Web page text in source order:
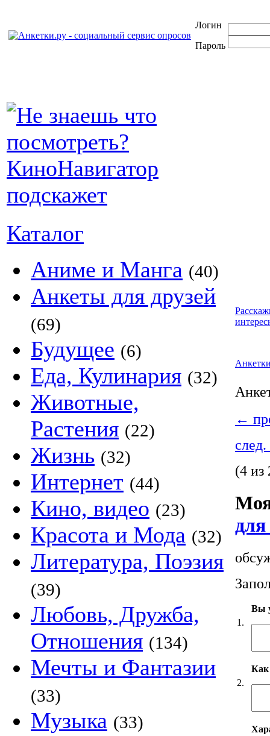
Логин
Пароль
Каталог
Аниме и Манга (40)
Анкеты для друзей
(69)
Будущее (6)
Еда, Кулинария (32)
Животные,
Растения (22)
Жизнь (32)
Интернет (44)
Кино, видео (23)
Красота и Мода (32)
Литература, Поэзия
(39)
Любовь, Дружба,
Отношения (134)
Мечты и Фантазии
(33)
Музыка (33)
←
(4 из
для
1.
Вы
2.
Как